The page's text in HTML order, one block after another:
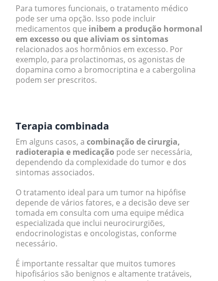
Para tumores funcionais, o tratamento médico
pode ser uma opção. Isso pode incluir
medicamentos que inibem a produção hormonal
em excesso ou que aliviam os sintomas
relacionados aos hormônios em excesso. Por
exemplo, para prolactinomas, os agonistas de
dopamina como a bromocriptina e a cabergolina
podem ser prescritos.
Terapia combinada
Em alguns casos, a combinação de cirurgia,
radioterapia e medicação pode ser necessária,
dependendo da complexidade do tumor e dos
sintomas associados.
O tratamento ideal para um tumor na hipófise
depende de vários fatores, e a decisão deve ser
tomada em consulta com uma equipe médica
especializada que inclui neurocirurgiões,
endocrinologistas e oncologistas, conforme
necessário.
É importante ressaltar que muitos tumores
hipofisários são benignos e altamente tratáveis,